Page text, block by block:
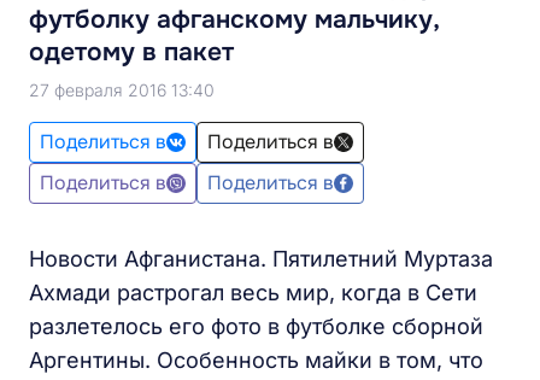
футболку афганскому мальчику,
одетому в пакет
27 февраля 2016 13:40
Поделиться в
Поделиться в
Поделиться в
Поделиться в
Новости Афганистана. Пятилетний Муртаза
Ахмади растрогал весь мир, когда в Сети
разлетелось его фото в футболке сборной
Аргентины. Особенность майки в том, что